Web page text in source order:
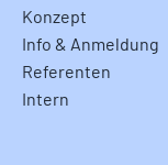
Konzept
Info & Anmeldung
Referenten
Intern